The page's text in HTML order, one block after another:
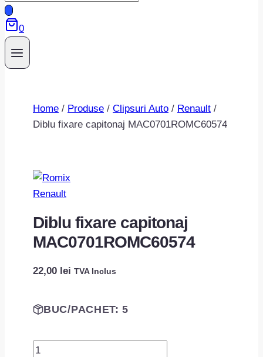
search
0
Home / Produse / Clipsuri Auto / Renault /
Diblu fixare capitonaj MAC0701ROMC60574
Renault
Diblu fixare capitonaj
MAC0701ROMC60574
22,00 lei TVA Inclus
BUC/PACHET: 5
Cantitate